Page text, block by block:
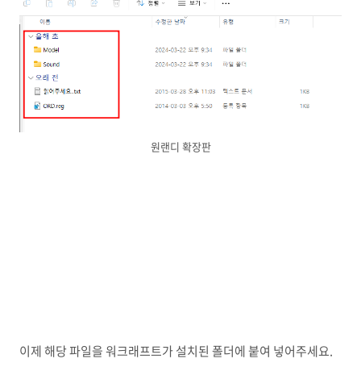
원랜디 확장판
이제 해당 파일을 워크래프트가 설치된 폴더에 붙여 넣어주세요.